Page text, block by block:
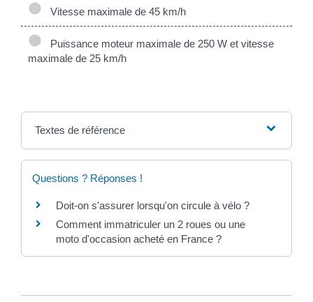
Vitesse maximale de 45 km/h
Puissance moteur maximale de 250 W et vitesse
maximale de 25 km/h
Textes de référence
Questions ? Réponses !
Doit-on s'assurer lorsqu'on circule à vélo ?
Comment immatriculer un 2 roues ou une
moto d'occasion acheté en France ?